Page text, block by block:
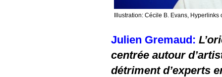
Illustration: Cécile B. Evans,
Julien Gremaud:
centrée autour
détriment d’experts